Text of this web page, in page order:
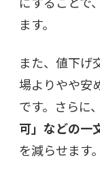
ます。
また、値下げ
場よりやや安
です。さらに、
可」などの一
を減らせます。